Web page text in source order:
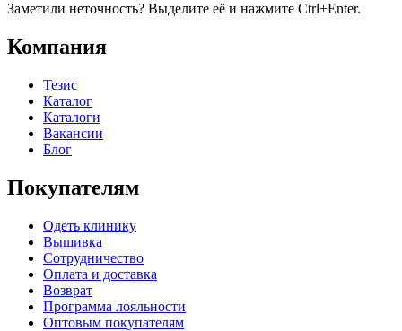
Заметили неточность? Выделите её и нажмите Ctrl+Enter.
Компания
Тезис
Каталог
Каталоги
Вакансии
Блог
Покупателям
Одеть клинику
Вышивка
Сотрудничество
Оплата и доставка
Возврат
Программа лояльности
Оптовым покупателям